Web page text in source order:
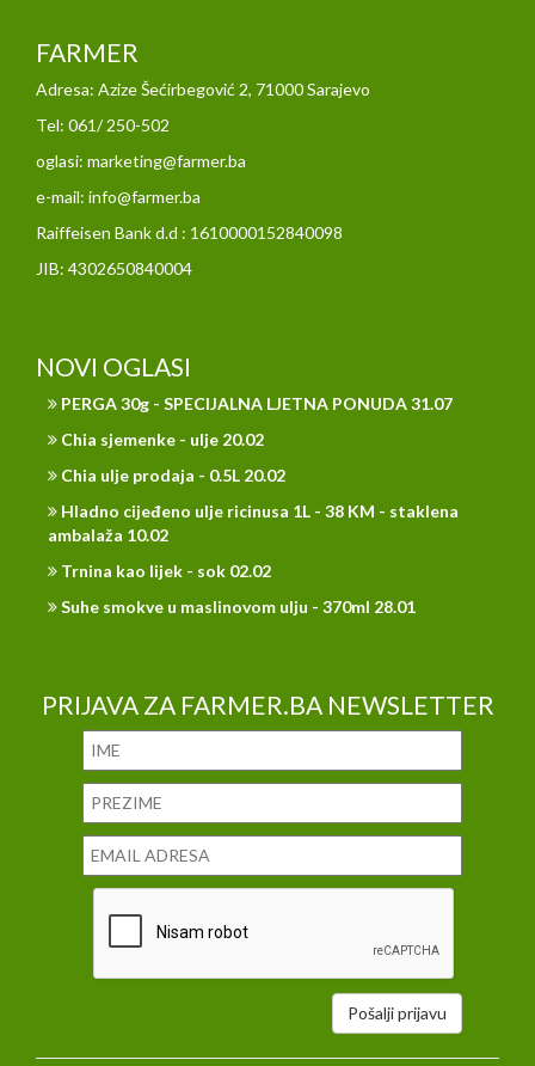
FARMER
Adresa: Azize Šećirbegović 2, 71000 Sarajevo
Tel: 061/ 250-502
oglasi: marketing@farmer.ba
e-mail: info@farmer.ba
Raiffeisen Bank d.d : 1610000152840098
JIB: 4302650840004
NOVI OGLASI
PERGA 30g - SPECIJALNA LJETNA PONUDA 31.07
Chia sjemenke - ulje 20.02
Chia ulje prodaja - 0.5L 20.02
Hladno cijeđeno ulje ricinusa 1L - 38 KM - staklena
ambalaža 10.02
Trnina kao lijek - sok 02.02
Suhe smokve u maslinovom ulju - 370ml 28.01
PRIJAVA ZA FARMER.BA NEWSLETTER
Pošalji prijavu